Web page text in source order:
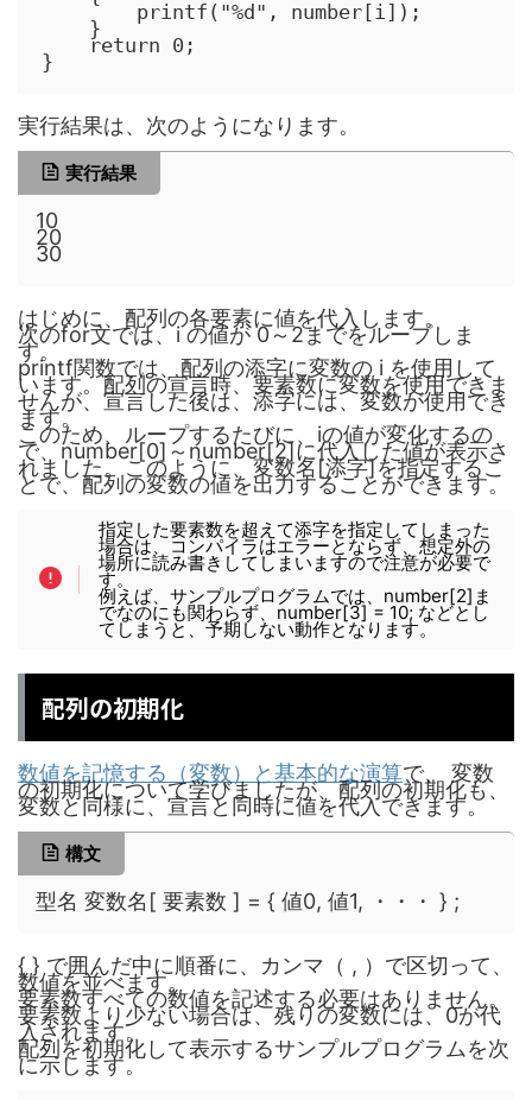
        printf("%d", number[i]);
    }
    return 0;
}
実行結果は、次のようになります。
実行結果
10
20
30
はじめに、配列の各要素に値を代入します。
次のfor文では、i の値が 0～2までをループしま
す。
printf関数では、配列の添字に変数の i を使用して
います。配列の宣言時、要素数に変数を使用できま
せんが、宣言した後は、添字には、変数が使用でき
ます。
このため、ループするたびに、iの値が変化するの
で、number[0]～number[2]に代入した値が表示さ
れました。このように、変数名[添字]を指定するこ
とで、配列の変数の値を出力することができます。
指定した要素数を超えて添字を指定してしまった
場合は、コンパイラはエラーとならず、想定外の
場所に読み書きしてしまいますので注意が必要で
す。
例えば、サンプルプログラムでは、number[2]ま
でなのにも関わらず、number[3] = 10; などとし
てしまうと、予期しない動作となります。
配列の初期化
数値を記憶する（変数）と基本的な演算で、 変数
の初期化について学びましたが、配列の初期化も、
変数と同様に、宣言と同時に値を代入できます。
構文
型名 変数名[ 要素数 ] = { 値0, 値1, ・・・ } ;
{ } で囲んだ中に順番に、カンマ（ , ）で区切って、
数値を並べます。
要素数すべての数値を記述する必要はありません。
要素数より少ない場合は、残りの変数には、0が代
入されます。
配列を初期化して表示するサンプルプログラムを次
に示します。